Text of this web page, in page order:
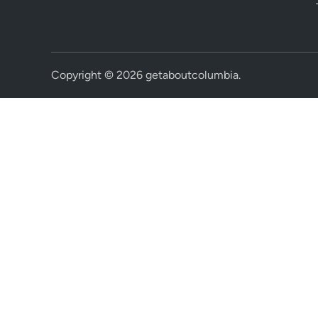
Copyright © 2026 getaboutcolumbia.